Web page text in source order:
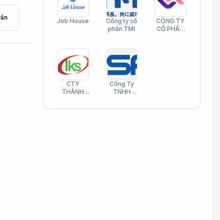
Job House
Công ty cổ
phần TMI
CÔNG TY
CỔ PHẦN
CTY
THÀNH
PHAMATECH
Công Ty
TNHH
Phần Mềm